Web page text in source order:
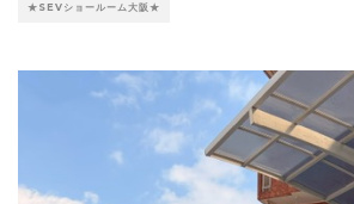
★SEVショールーム大阪★